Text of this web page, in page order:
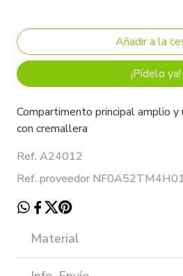
¡Pídelo ya!
Compartimento principal amplio
con cremallera
Ref. A24012
Ref. proveedor NF0A52TM4H01
Material